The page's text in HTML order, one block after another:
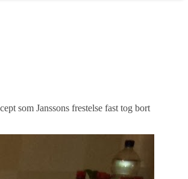
som Janssons frestelse fast tog bort